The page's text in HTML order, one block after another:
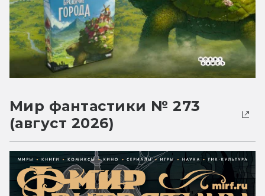
Мир фантастики № 273
(август 2026)